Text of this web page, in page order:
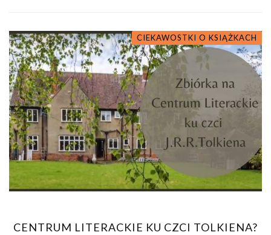
CIEKAWOSTKI O KSIĄŻKACH
CENTRUM LITERACKIE KU CZCI TOLKIENA?